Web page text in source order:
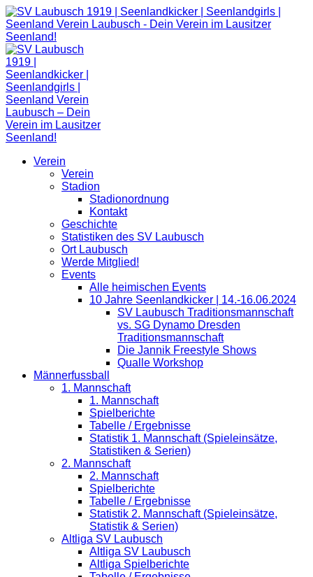
Zum
Inhalt
springen
Verein
Verein
Stadion
Stadionordnung
Kontakt
Geschichte
Statistiken des SV Laubusch
Ort Laubusch
Werde Mitglied!
Events
Alle heimischen Events
10 Jahre Seenlandkicker | 14.-16.06.2024
SV Laubusch Traditionsmannschaft
vs. SG Dynamo Dresden
Traditionsmannschaft
Die Jannik Freestyle Shows
Qualle Workshop
Männerfussball
1. Mannschaft
1. Mannschaft
Spielberichte
Tabelle / Ergebnisse
Statistik 1. Mannschaft (Spieleinsätze,
Statistiken & Serien)
2. Mannschaft
2. Mannschaft
Spielberichte
Tabelle / Ergebnisse
Statistik 2. Mannschaft (Spieleinsätze,
Statistik & Serien)
Altliga SV Laubusch
Altliga SV Laubusch
Altliga Spielberichte